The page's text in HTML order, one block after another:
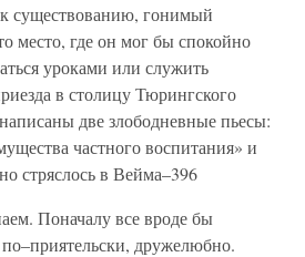
существованию, гонимый
место, где он мог бы спокойно
уроками или служить
в столицу Тюрингского
две злободневные пьесы:
частного воспитания» и
стряслось в Вейма–396
Поначалу все вроде бы
дружелюбно.